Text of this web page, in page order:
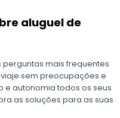
aluguel de
perguntas mais frequentes
sem preocupações e
autonomia todos os seus
as soluções para as suas